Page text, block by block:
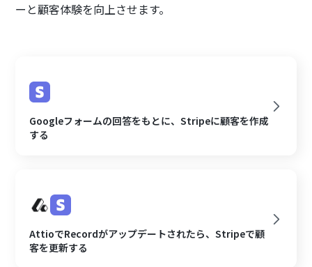
ーと顧客体験を向上させます。
Googleフォームの回答をもとに、Stripeに顧客を作成
する
AttioでRecordがアップデートされたら、Stripeで顧
客を更新する